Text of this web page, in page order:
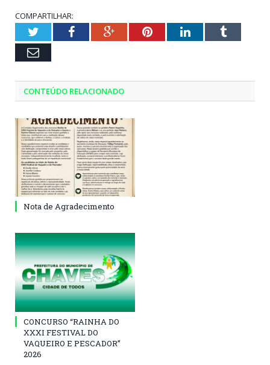
COMPARTILHAR:
TwitterFacebookGoogle+PinterestLinkedInTumblr
Email
CONTEÚDO RELACIONADO
Nota de Agradecimento
CONCURSO “RAINHA DO
XXXI FESTIVAL DO
VAQUEIRO E PESCADOR”
2026